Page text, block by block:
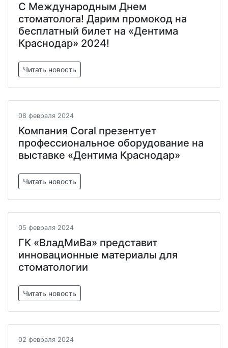
C Международным Днем
стоматолога! Дарим промокод на
бесплатный билет на «Дентима
Краснодар» 2024!
Читать новость
08 февраля 2024
Компания Coral презентует
профессиональное оборудование на
выставке «Дентима Краснодар»
Читать новость
05 февраля 2024
ГК «ВладМиВа» представит
инновационные материалы для
стоматологии
Читать новость
02 февраля 2024